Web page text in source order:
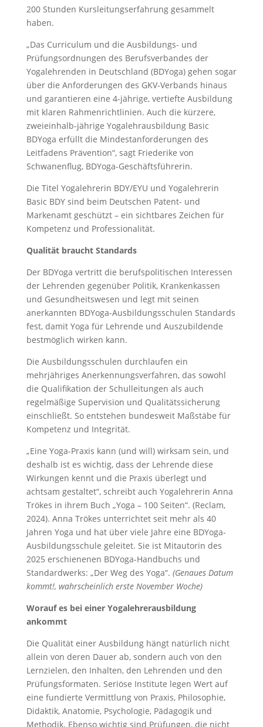
200 Stunden Kursleitungserfahrung gesammelt
haben.
„Das Curriculum und die Ausbildungs- und
Prüfungsordnungen des Berufsverbandes der
Yogalehrenden in Deutschland (BDYoga) gehen sogar
über die Anforderungen des GKV-Verbands hinaus
und garantieren eine 4-jährige, vertiefte Ausbildung
mit klaren Rahmenrichtlinien. Auch die kürzere,
zweieinhalb-jährige Yogalehrausbildung Basic
BDYoga erfüllt die Mindestanforderungen des
Leitfadens Prävention“, sagt Friederike von
Schwanenflug, BDYoga-Geschäftsführerin.
Die Titel Yogalehrerin BDY/EYU und Yogalehrerin
Basic BDY sind beim Deutschen Patent- und
Markenamt geschützt – ein sichtbares Zeichen für
Kompetenz und Professionalität.
Qualität braucht Standards
Der BDYoga vertritt die berufspolitischen Interessen
der Lehrenden gegenüber Politik, Krankenkassen
und Gesundheitswesen und legt mit seinen
anerkannten BDYoga-Ausbildungsschulen Standards
fest, damit Yoga für Lehrende und Auszubildende
bestmöglich wirken kann.
Die Ausbildungsschulen durchlaufen ein
mehrjähriges Anerkennungsverfahren, das sowohl
die Qualifikation der Schulleitungen als auch
regelmäßige Supervision und Qualitätssicherung
einschließt. So entstehen bundesweit Maßstäbe für
Kompetenz und Integrität.
„Eine Yoga-Praxis kann (und will) wirksam sein, und
deshalb ist es wichtig, dass der Lehrende diese
Wirkungen kennt und die Praxis überlegt und
achtsam gestaltet“, schreibt auch Yogalehrerin Anna
Trökes in ihrem Buch „Yoga – 100 Seiten“. (Reclam,
2024). Anna Trökes unterrichtet seit mehr als 40
Jahren Yoga und hat über viele Jahre eine BDYoga-
Ausbildungsschule geleitet. Sie ist Mitautorin des
2025 erschienenen BDYoga-Handbuchs und
Standardwerks: „Der Weg des Yoga“. (Genaues Datum
kommt!, wahrscheinlich erste November Woche)
Worauf es bei einer Yogalehrerausbildung
ankommt
Die Qualität einer Ausbildung hängt natürlich nicht
allein von deren Dauer ab, sondern auch von den
Lernzielen, den Inhalten, den Lehrenden und den
Prüfungsformaten. Seriöse Institute legen Wert auf
eine fundierte Vermittlung von Praxis, Philosophie,
Didaktik, Anatomie, Psychologie, Pädagogik und
Methodik. Ebenso wichtig sind Prüfungen, die nicht